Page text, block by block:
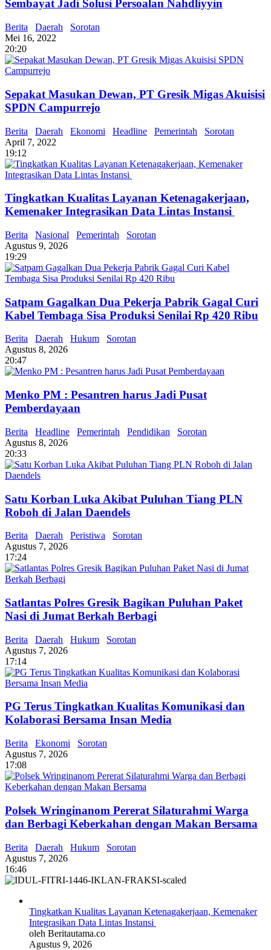
Sembayat Jadi Solusi Persoalan Nahdliyyin
Berita Daerah
Sorotan
Mei 16, 2022
20:20
Sepakat Masukan Dewan, PT Gresik Migas Akuisisi
SPDN Campurrejo
Berita Daerah Ekonomi Headline Pemerintah
Sorotan
April 7, 2022
19:12
Tingkatkan Kualitas Layanan Ketenagakerjaan,
Kemenaker Integrasikan Data Lintas Instansi
Berita Nasional Pemerintah
Sorotan
Agustus 9, 2026
19:29
Satpam Gagalkan Dua Pekerja Pabrik Gagal Curi
Kabel Tembaga Sisa Produksi Senilai Rp 420 Ribu
Berita Daerah Hukum
Sorotan
Agustus 8, 2026
20:47
Menko PM : Pesantren harus Jadi Pusat
Pemberdayaan
Berita Headline Pemerintah Pendidikan
Sorotan
Agustus 8, 2026
20:33
Satu Korban Luka Akibat Puluhan Tiang PLN
Roboh di Jalan Daendels
Berita Daerah Peristiwa
Sorotan
Agustus 7, 2026
17:24
Satlantas Polres Gresik Bagikan Puluhan Paket
Nasi di Jumat Berkah Berbagi
Berita Daerah Hukum
Sorotan
Agustus 7, 2026
17:14
PG Terus Tingkatkan Kualitas Komunikasi dan
Kolaborasi Bersama Insan Media
Berita Ekonomi
Sorotan
Agustus 7, 2026
17:08
Polsek Wringinanom Pererat Silaturahmi Warga
dan Berbagi Keberkahan dengan Makan Bersama
Berita Daerah Hukum
Sorotan
Agustus 7, 2026
16:46
Tingkatkan Kualitas Layanan Ketenagakerjaan, Kemenaker
Integrasikan Data Lintas Instansi
oleh Beritautama.co
Agustus 9, 2026